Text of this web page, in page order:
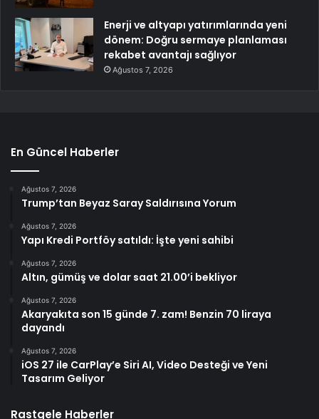
Enerji ve altyapı yatırımlarında yeni
dönem: Doğru sermaye planlaması
rekabet avantajı sağlıyor
Ağustos 7, 2026
En Güncel Haberler
Ağustos 7, 2026
Trump’tan Beyaz Saray Saldırısına Yorum
Ağustos 7, 2026
Yapı Kredi Portföy satıldı: İşte yeni sahibi
Ağustos 7, 2026
Altın, gümüş ve dolar saat 21.00’i bekliyor
Ağustos 7, 2026
Akaryakıta son 15 günde 7. zam! Benzin 70 liraya
dayandı
Ağustos 7, 2026
iOS 27 ile CarPlay’e Siri AI, Video Desteği ve Yeni
Tasarım Geliyor
Rastgele Haberler